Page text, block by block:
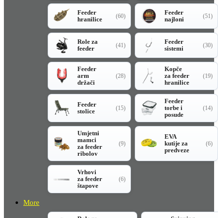
Feeder
hranilice
(60)
Feeder
najloni
(51)
Role za
feeder
(41)
Feeder
sistemi
(30)
Feeder
arm
držači
(28)
Kopče
za feeder
hranilice
(19)
Feeder
stolice
(15)
Feeder
torbe i
posude
(14)
Umjetni
mamci
za feeder
ribolov
(9)
EVA
kutije za
predveze
(6)
Vrhovi
za feeder
štapove
(6)
More